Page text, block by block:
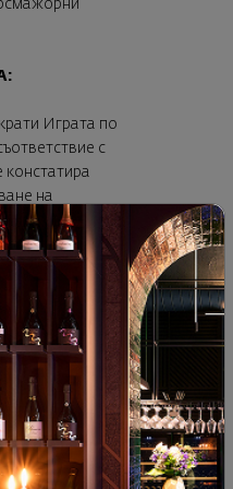
Играта по
с
на
причини.
които не
в Играта, както
на
нарушаване на
губи
е спечелил
участникът
причините и
на изпратеното